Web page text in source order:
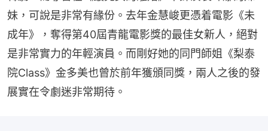
妹，可說是非常有緣份。去年金慧峻更憑着電影《未
成年》，奪得第40屆青龍電影獎的最佳女新人，絕對
是非常實力的年輕演員。而剛好她的同門師姐《梨泰
院Class》金多美也曾於前年獲頒同獎，兩人之後的發
展實在令劇迷非常期待。